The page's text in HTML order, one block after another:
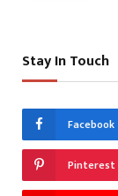
Stay In Touch
Facebook
Pinterest